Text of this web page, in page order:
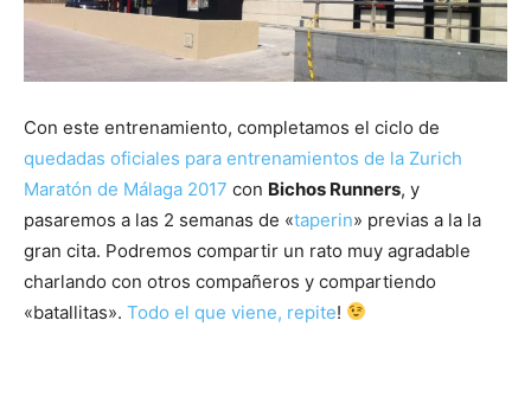
Con este entrenamiento, completamos el ciclo de
quedadas oficiales para entrenamientos de la Zurich
Maratón de Málaga 2017 con Bichos Runners, y
pasaremos a las 2 semanas de «taperin» previas a la la
gran cita. Podremos compartir un rato muy agradable
charlando con otros compañeros y compartiendo
«batallitas». Todo el que viene, repite!